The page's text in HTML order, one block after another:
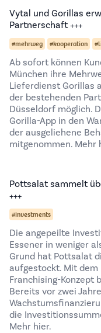
Vytal und Gorillas
Partnerschaft +++
#mehrweg #kooperation
Ab sofort können
München ihre
Lieferdienst Gorillas
der bestehenden
Düsseldorf möglich.
Gorilla-App in den
der ausgeliehene
mitgenommen. Mehr
Pottsalat sammelt
+++
#investments
Die angepeilte
Essener in weniger
Grund hat Pottsalat
aufgestockt. Mit
Franchising-Konzept
Bereits vor zwei
die
Mehr hier.